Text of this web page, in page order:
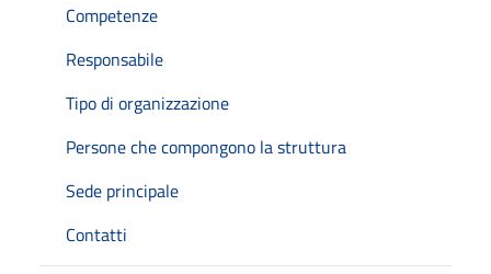
Competenze
Responsabile
Tipo di organizzazione
Persone che compongono la struttura
Sede principale
Contatti